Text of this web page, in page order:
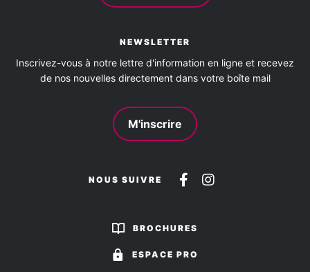
NEWSLETTER
Inscrivez-vous à notre lettre d'information en ligne et recevez
de nos nouvelles directement dans votre boîte mail
M'inscrire
NOUS SUIVRE
Suivez-
sur
Suivez-
BROCHURES
ESPACE PRO